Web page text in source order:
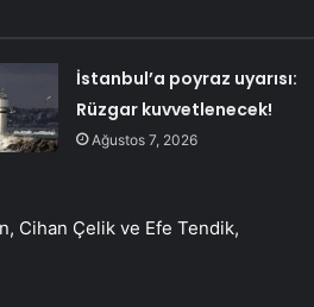
İstanbul’a poyraz uyarısı:
Rüzgar kuvvetlenecek!
Ağustos 7, 2026
Cihan Çelik ve Efe Tendik,